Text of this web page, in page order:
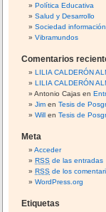
o
r
f
o
l
i
o
Política Educativa
Salud y Desarrollo
Sociedad información
Vibramundos
Comentarios
LILIA CALDERÓN
LILIA CALDERÓN
Antonio Cajas en
Jim enTesis de
Will enTesis de
Meta
Acceder
RSS de las entradas
RSS de los
WordPress.org
Etiquetas